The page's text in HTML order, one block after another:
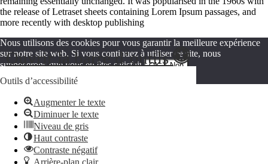
the release of Letraset sheets containing Lorem Ipsum passages, and
more recently with desktop publishing
Ouvrir la barre d’outils
Outils d’accessibilité
Augmenter le texte
Diminuer le texte
Niveau de gris
Haut contraste
Contraste négatif
Arrière-plan clair
Nous utilisons des cookies pour vous garantir la meilleure expérience
sur notre site web. Si vous continuez à utiliser ce site, nous
supposerons que vous en êtes satisfait. OK
Non
Politique de confidentialité